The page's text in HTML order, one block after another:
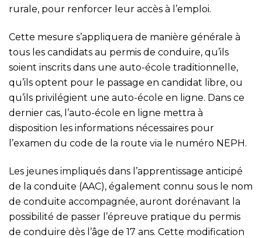
rurale, pour renforcer leur accès à l’emploi.
Cette mesure s’appliquera de manière générale à
tous les candidats au permis de conduire, qu’ils
soient inscrits dans une auto-école traditionnelle,
qu’ils optent pour le passage en candidat libre, ou
qu’ils privilégient une auto-école en ligne. Dans ce
dernier cas, l’auto-école en ligne mettra à
disposition les informations nécessaires pour
l’examen du code de la route via le numéro NEPH.
Les jeunes impliqués dans l’apprentissage anticipé
de la conduite (AAC), également connu sous le nom
de conduite accompagnée, auront dorénavant la
possibilité de passer l’épreuve pratique du permis
de conduire dès l’âge de 17 ans. Cette modification